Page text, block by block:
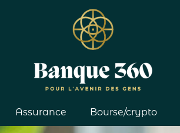
Assurance Bourse/crypto